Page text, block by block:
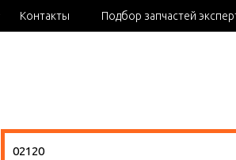
Контакты Подбор запчастей